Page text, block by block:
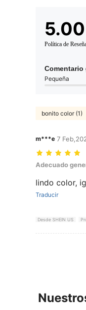
5.00
Política de
Comentario
Pequeña
bonito color (1)
m***e 7
Adecuado
Adecuado
lindo color,
Traducir
Desde SHEIN US